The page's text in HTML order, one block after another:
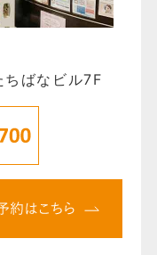
ばなビル7F